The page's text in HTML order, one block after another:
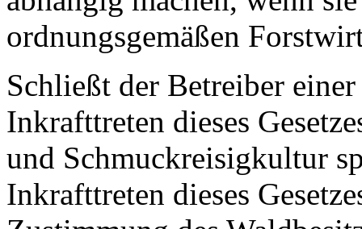
ordnungsgemäßen
Schließt der Betreiber
Inkrafttreten dieses
und Schmuckreisigkultur
Inkrafttreten dieses